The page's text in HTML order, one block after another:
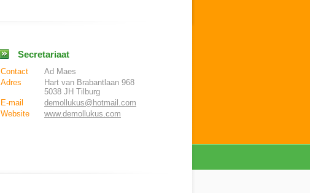
Secretariaat
Contact
Ad Maes
Adres
Hart van Brabantlaan 968
5038 JH Tilburg
E-mail
demollukus@hotmail.com
Website
www.demollukus.com